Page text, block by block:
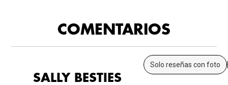
COMENTARIOS
SALLY BESTIES
Solo reseñas con foto